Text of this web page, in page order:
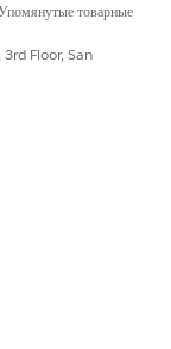
товарные
Floor, San